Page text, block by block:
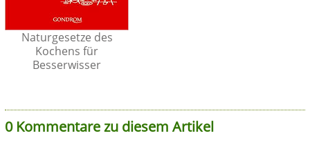
Naturgesetze des
Kochens für
Besserwisser
0 Kommentare zu diesem Artikel